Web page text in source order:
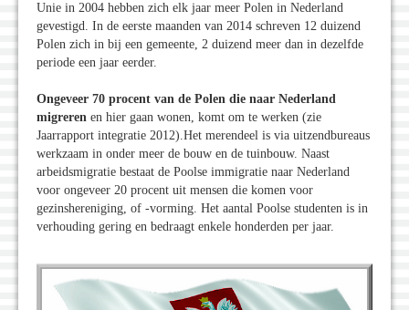
Unie in 2004 hebben zich elk jaar meer Polen in Nederland
gevestigd. In de eerste maanden van 2014 schreven 12 duizend
Polen zich in bij een gemeente, 2 duizend meer dan in dezelfde
periode een jaar eerder.
Ongeveer 70 procent van de Polen die naar Nederland
migreren en hier gaan wonen, komt om te werken (zie
Jaarrapport integratie 2012).Het merendeel is via uitzendbureaus
werkzaam in onder meer de bouw en de tuinbouw. Naast
arbeidsmigratie bestaat de Poolse immigratie naar Nederland
voor ongeveer 20 procent uit mensen die komen voor
gezinshereniging, of -vorming. Het aantal Poolse studenten is in
verhouding gering en bedraagt enkele honderden per jaar.